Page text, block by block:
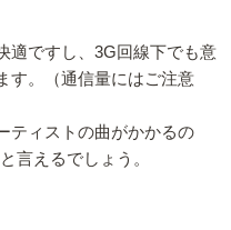
適ですし、3G回線下でも意
す。（通信量にはご注意
ティストの曲がかかるの
言えるでしょう。